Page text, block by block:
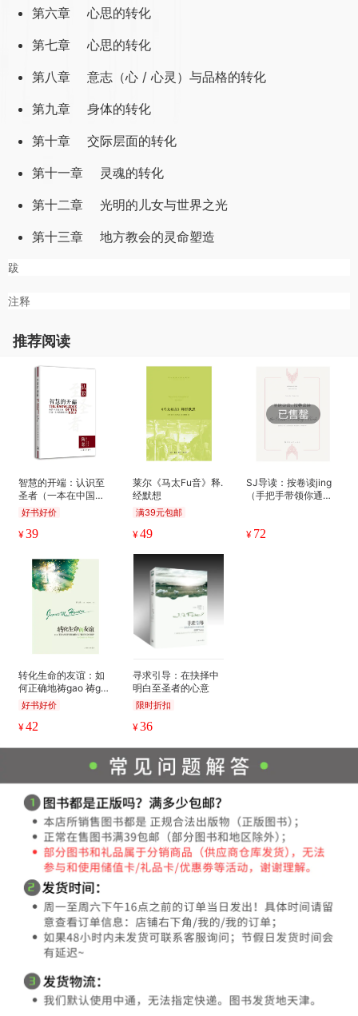
第六章 心思的转化
第七章 心思的转化
第八章 意志（心 / 心灵）与品格的转化
第九章 身体的转化
第十章 交际层面的转化
第十一章 灵魂的转化
第十二章 光明的儿女与世界之光
第十三章 地方教会的灵命塑造
跋
注释
推荐阅读
智慧的开端：认识至
圣者（一本在中国大
陆出版的陶恕作
品！）
好书好价
¥39
莱尔《马太Fu音》释.
经默想
满39元包邮
¥49
SJ导读：按卷读jing
（手把手带领你通读S
u教文化译丛
¥ 72
转化生命的友谊：如
何正确地祷gao 祷ga
o指南（灵xiu大师侯
士庭代表作）
好书好价
¥42
寻求引导：在抉择中
明白至圣者的心意
限时折扣
¥36